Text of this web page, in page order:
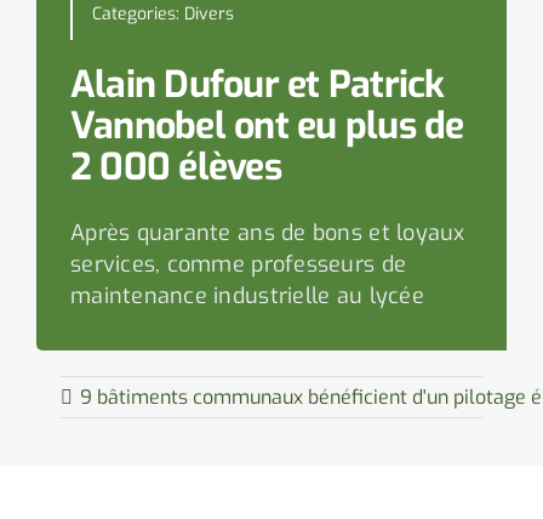
Enfance, jeunesse & sports
Culture et loisirs
Social & solidarité
Contacter le maire
Categories: Divers
Alain Dufour et Patrick
Vannobel ont eu plus de
2 000 élèves
Après quarante ans de bons et loyaux
services, comme professeurs de
maintenance industrielle au lycée
9 bâtiments communaux bénéficient d'un pilotage